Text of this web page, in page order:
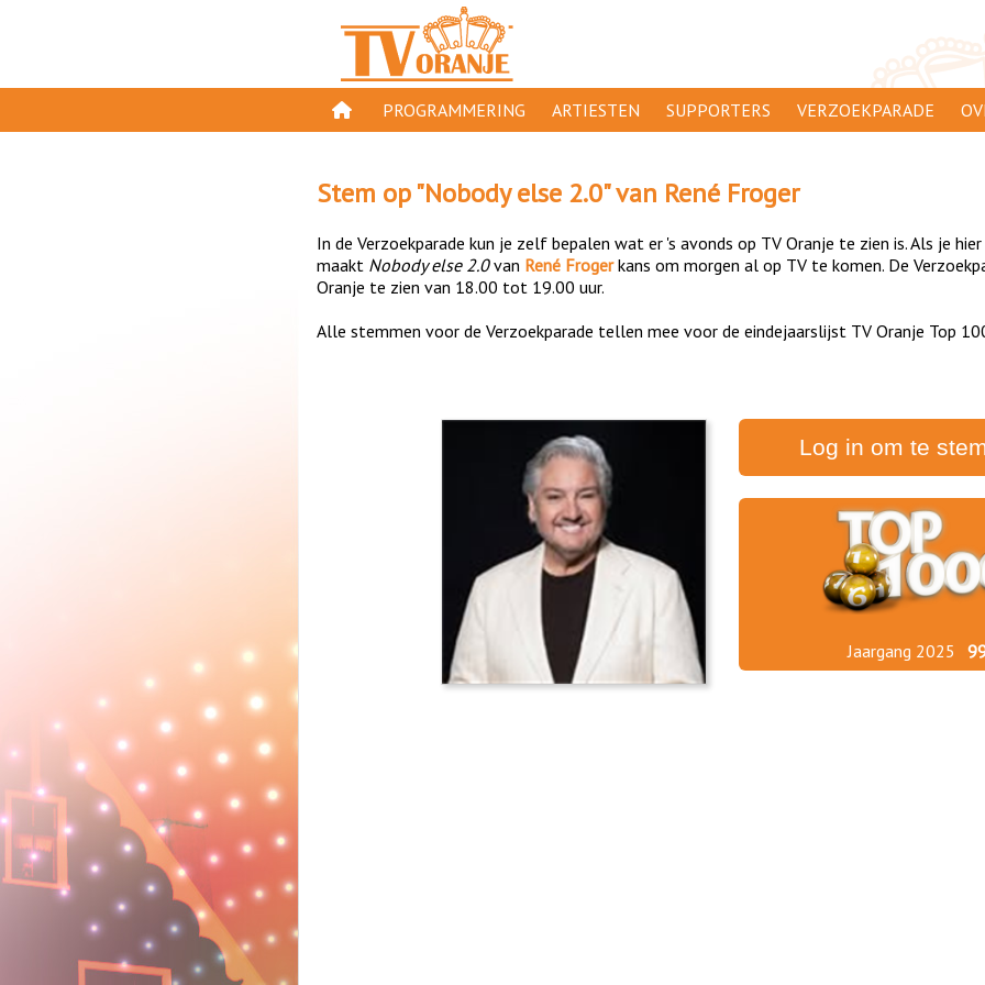
PROGRAMMERING
GESPEELD OP TV ORANJE
ORANJE KROON
TV ORANJE TOP 1000
11 VAN ORANJE
ARTIESTEN SUPPORTERS
AANMELDEN
VERZOEKPARADE
Stem op "Nobody else 2.0" van René Froger
In de Verzoekparade kun je zelf bepalen wat er 's avonds op TV Oranje te zien is. Als je
maakt Nobody else 2.0van René Frogerkans om morgen al op TV te komen. De
Oranje te zien van 18.00 tot 19.00 uur.
Alle stemmen voor de Verzoekparade tellen mee voor de eindejaarslijst TV Oranje Top
Log in om te
Jaargang 2025